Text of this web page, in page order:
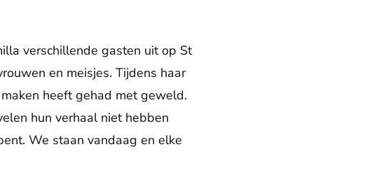
verschillende gasten uit op St
en meisjes. Tijdens haar
heeft gehad met geweld.
hun verhaal niet hebben
We staan vandaag en elke